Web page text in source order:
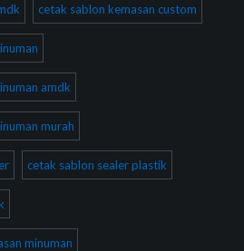
cetak sablon kemasan custom
amdk
murah
cetak sablon sealer plastik
minuman